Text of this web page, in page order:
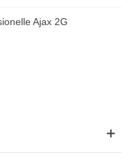
Ajax 2G